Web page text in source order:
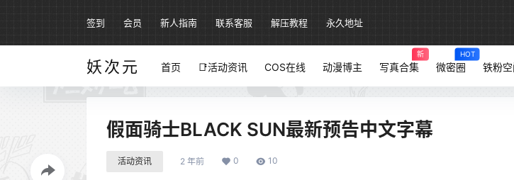
签到 会员 新人指南 联系客服 解压教程 永久地址
妖次元 首页 📑活动资讯 COS在线 动漫博主 写真合集
新
微密圈
HOT
铁粉空
假面骑士BLACK SUN最新预告中文字幕
活动资讯 2 年前 0 10